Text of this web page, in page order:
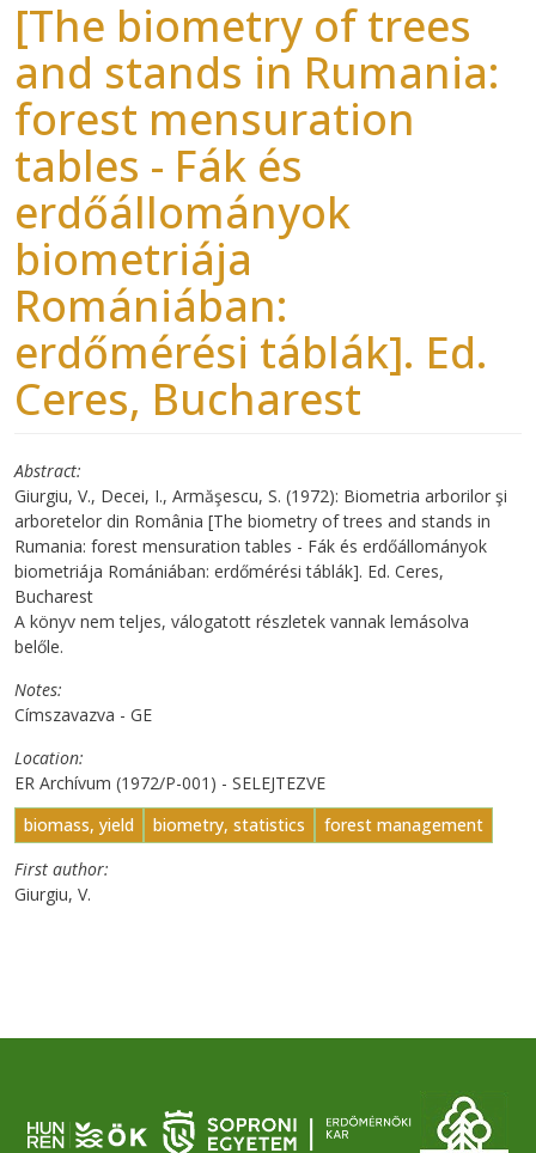
[The biometry of trees
and stands in Rumania:
forest mensuration
tables - Fák és
erdőállományok
biometriája
Romániában:
erdőmérési táblák]. Ed.
Ceres, Bucharest
Abstract
Giurgiu, V., Decei, I., Armăşescu, S. (1972): Biometria arborilor şi
arboretelor din România [The biometry of trees and stands in
Rumania: forest mensuration tables - Fák és erdőállományok
biometriája Romániában: erdőmérési táblák]. Ed. Ceres,
Bucharest
A könyv nem teljes, válogatott részletek vannak lemásolva
belőle.
Notes
Címszavazva - GE
Location
ER Archívum (1972/P-001) - SELEJTEZVE
biomass, yield
biometry, statistics
forest management
First author
Giurgiu, V.